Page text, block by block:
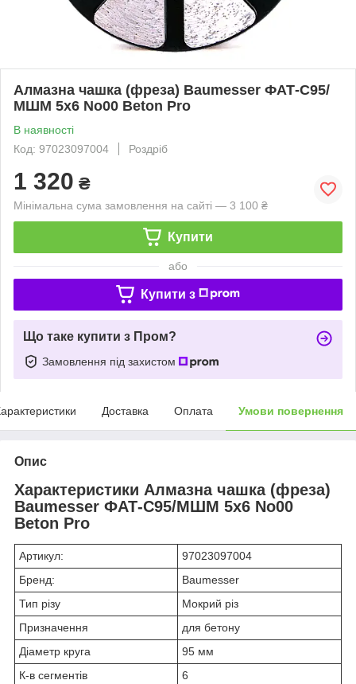
Алмазна чашка (фреза) Baumesser ФАТ-С95/
МШМ 5x6 No00 Beton Pro
В наявності
Код: 97023097004
Роздріб
1 320 ₴
Мінімальна сума замовлення на сайті — 3 100 ₴
Купити
або
Купити з
Що таке купити з Пром?
Замовлення під захистом
Доставка Оплата Умови повернення
Опис
Характеристики Алмазна чашка (фреза)
Baumesser ФАТ-С95/МШМ 5x6 No00
Beton Pro
Артикул:
97023097004
Бренд:
Baumesser
Тип різу
Мокрий різ
Призначення
для бетону
Діаметр круга
95 мм
К-в сегментів
6